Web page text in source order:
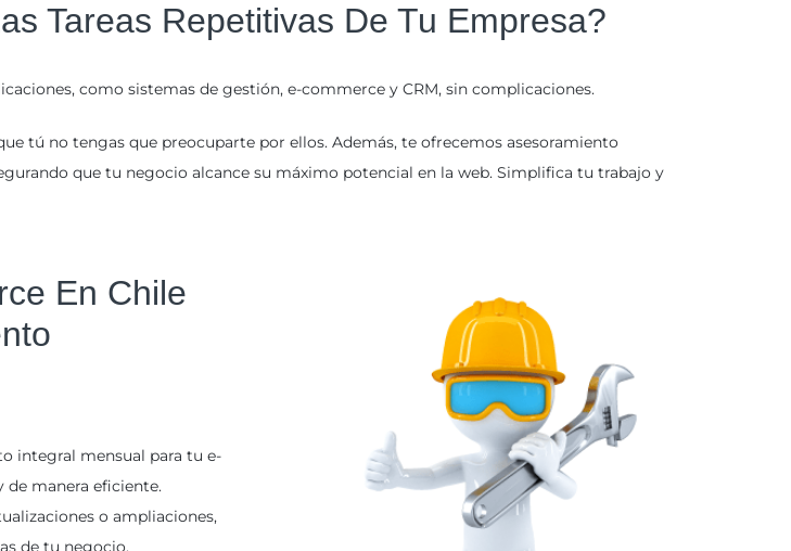
Tareas Repetitivas De Tu Empresa?
como sistemas de gestión, e-commerce y CRM, sin complicaciones.
tú no tengas que preocuparte por ellos. Además, te ofrecemos asesoramiento
que tu negocio alcance su máximo potencial en la web. Simplifica tu trabajo y
En Chile
integral mensual para tu e-
manera eficiente.
o ampliaciones,
de tu negocio.